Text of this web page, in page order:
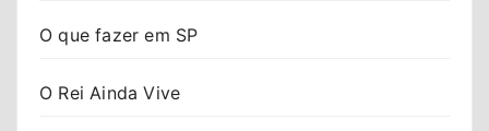
O que fazer em SP
O Rei Ainda Vive